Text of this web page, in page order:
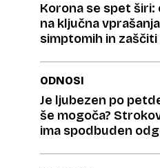
Korona se spet
na ključna
simptomih in zaščiti
ODNOSI
Je ljubezen po
še mogoča?
ima spodbuden